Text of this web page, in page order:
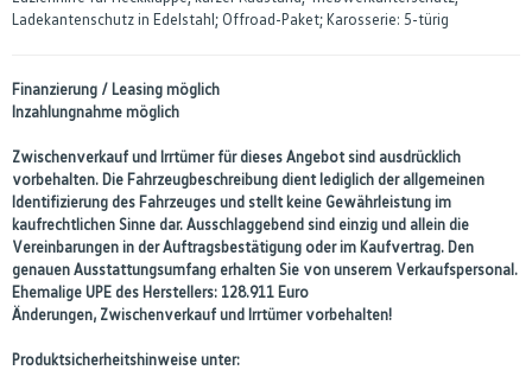
Ladekantenschutz in Edelstahl; Offroad-Paket; Karosserie: 5-türig
Finanzierung / Leasing möglich
Inzahlungnahme möglich
Zwischenverkauf und Irrtümer für dieses Angebot sind ausdrücklich
vorbehalten. Die Fahrzeugbeschreibung dient lediglich der allgemeinen
Identifizierung des Fahrzeuges und stellt keine Gewährleistung im
kaufrechtlichen Sinne dar. Ausschlaggebend sind einzig und allein die
Vereinbarungen in der Auftragsbestätigung oder im Kaufvertrag. Den
genauen Ausstattungsumfang erhalten Sie von unserem Verkaufspersonal.
Ehemalige UPE des Herstellers: 128.911 Euro
Änderungen, Zwischenverkauf und Irrtümer vorbehalten!
Produktsicherheitshinweise unter: